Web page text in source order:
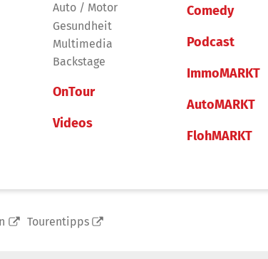
Auto / Motor
Gesundheit
Multimedia
Backstage
OnTour
Videos
Comedy
Podcast
ImmoMARKT
AutoMARKT
FlohMARKT
Tourentipps